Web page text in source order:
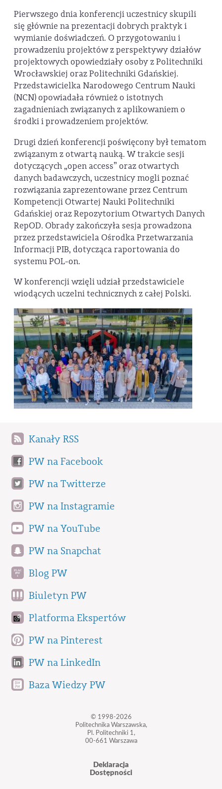
Pierwszego dnia konferencji uczestnicy skupili
się głównie na prezentacji dobrych praktyk i
wymianie doświadczeń. O przygotowaniu i
prowadzeniu projektów z perspektywy działów
projektowych opowiedziały osoby z Politechniki
Wrocławskiej oraz Politechniki Gdańskiej.
Przedstawicielka Narodowego Centrum Nauki
(NCN) opowiadała również o istotnych
zagadnieniach związanych z aplikowaniem o
środki i prowadzeniem projektów.
Drugi dzień konferencji poświęcony był tematom
związanym z otwartą nauką. W trakcie sesji
dotyczących „open access” oraz otwartych
danych badawczych, uczestnicy mogli poznać
rozwiązania zaprezentowane przez Centrum
Kompetencji Otwartej Nauki Politechniki
Gdańskiej oraz Repozytorium Otwartych Danych
RepOD. Obrady zakończyła sesja prowadzona
przez przedstawiciela Ośrodka Przetwarzania
Informacji PIB, dotycząca raportowania do
systemu POL-on.
W konferencji wzięli udział przedstawiciele
wiodących uczelni technicznych z całej Polski.
Kanały RSS
PW na Facebook
PW na Twitterze
PW na Instagramie
PW na YouTube
PW na Snapchat
Blog PW
Biuletyn PW
Platforma Ekspertów
PW na Pinterest
PW na LinkedIn
Baza Wiedzy PW
© 1998-2026
Politechnika Warszawska,
Pl. Politechniki 1,
00-661 Warszawa
Deklaracja
Dostępności